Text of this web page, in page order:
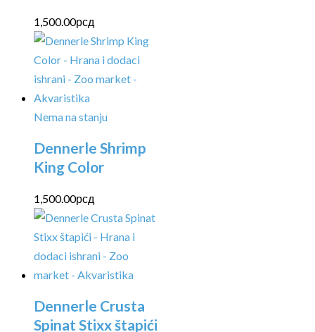
1,500.00рсд
Nema na stanju
Dennerle Shrimp
King Color
1,500.00рсд
Dennerle Crusta
Spinat Stixx štapići